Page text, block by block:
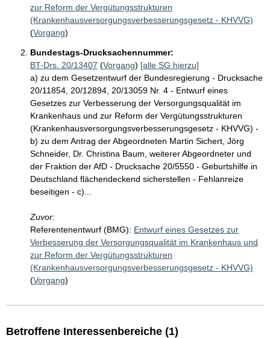
zur Reform der Vergütungsstrukturen
(Krankenhausversorgungsverbesserungsgesetz - KHVVG)
(Vorgang)
Bundestags-Drucksachennummer:
BT-Drs. 20/13407 (Vorgang) [alle SG hierzu]
a) zu dem Gesetzentwurf der Bundesregierung - Drucksache
20/11854, 20/12894, 20/13059 Nr. 4 - Entwurf eines
Gesetzes zur Verbesserung der Versorgungsqualität im
Krankenhaus und zur Reform der Vergütungsstrukturen
(Krankenhausversorgungsverbesserungsgesetz - KHVVG) -
b) zu dem Antrag der Abgeordneten Martin Sichert, Jörg
Schneider, Dr. Christina Baum, weiterer Abgeordneter und
der Fraktion der AfD - Drucksache 20/5550 - Geburtshilfe in
Deutschland flächendeckend sicherstellen - Fehlanreize
beseitigen - c)...
Zuvor:
Referentenentwurf (BMG): Entwurf eines Gesetzes zur
Verbesserung der Versorgungsqualität im Krankenhaus und
zur Reform der Vergütungsstrukturen
(Krankenhausversorgungsverbesserungsgesetz - KHVVG)
(Vorgang)
Betroffene Interessenbereiche (1)